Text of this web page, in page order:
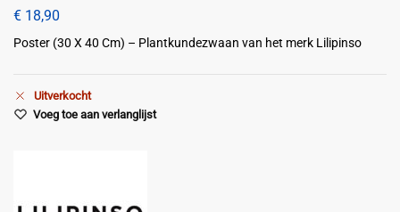
€ 18,90
Poster (30 X 40 Cm) – Plantkundezwaan van het merk Lilipinso
Uitverkocht
Voeg toe aan verlanglijst